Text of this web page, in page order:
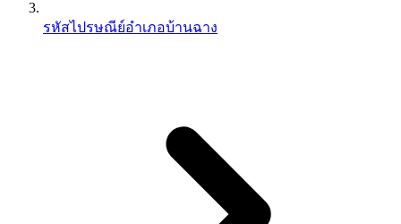
รหัสไปรษณีย์อำเภอบ้านฉาง